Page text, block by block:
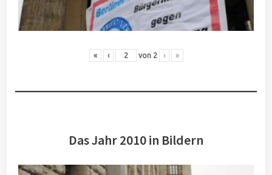
« ‹ von 2 › »
Das Jahr 2010 in Bildern